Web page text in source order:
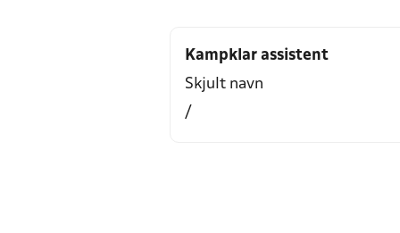
Kampklar assistent
Skjult navn
/